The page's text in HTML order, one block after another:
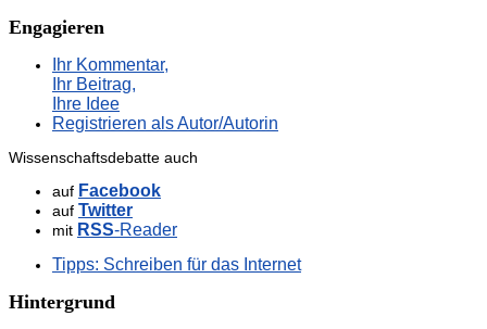
Engagieren
Ihr Kommentar,
Ihr Beitrag,
Ihre Idee
Registrieren als Autor/Autorin
Wissenschaftsdebatte auch
auf Facebook
auf Twitter
mit RSS-Reader
Tipps: Schreiben für das Internet
Hintergrund